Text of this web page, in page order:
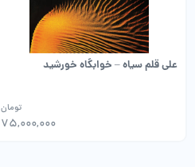
علی قلم سیاه – خوابگاه خورشید
75,000,000
تومان